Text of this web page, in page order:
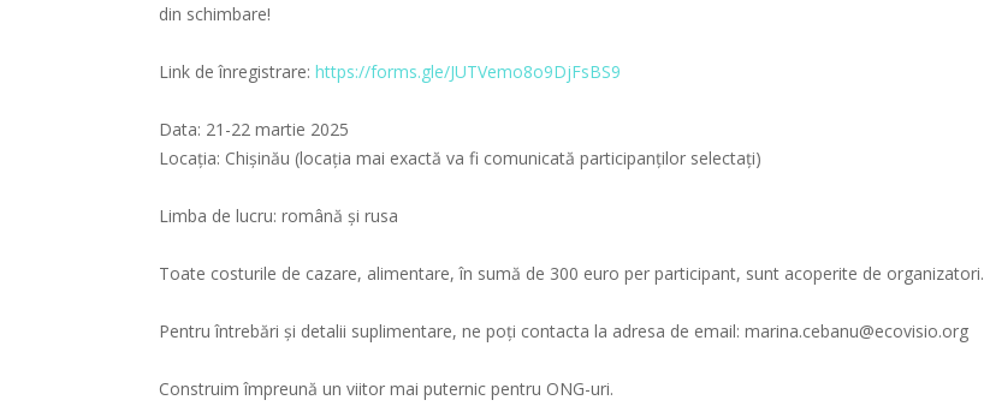
din schimbare!
Link de înregistrare: https://forms.gle/JUTVemo8o9DjFsBS9
Data: 21-22 martie 2025
Locația: Chișinău (locația mai exactă va fi comunicată participanților selectați)
Limba de lucru: română și rusa
Toate costurile de cazare, alimentare, în sumă de 300 euro per participant, sunt acoperite de organizatori.
Pentru întrebări și detalii suplimentare, ne poți contacta la adresa de email: marina.cebanu@ecovisio.org
Construim împreună un viitor mai puternic pentru ONG-uri.